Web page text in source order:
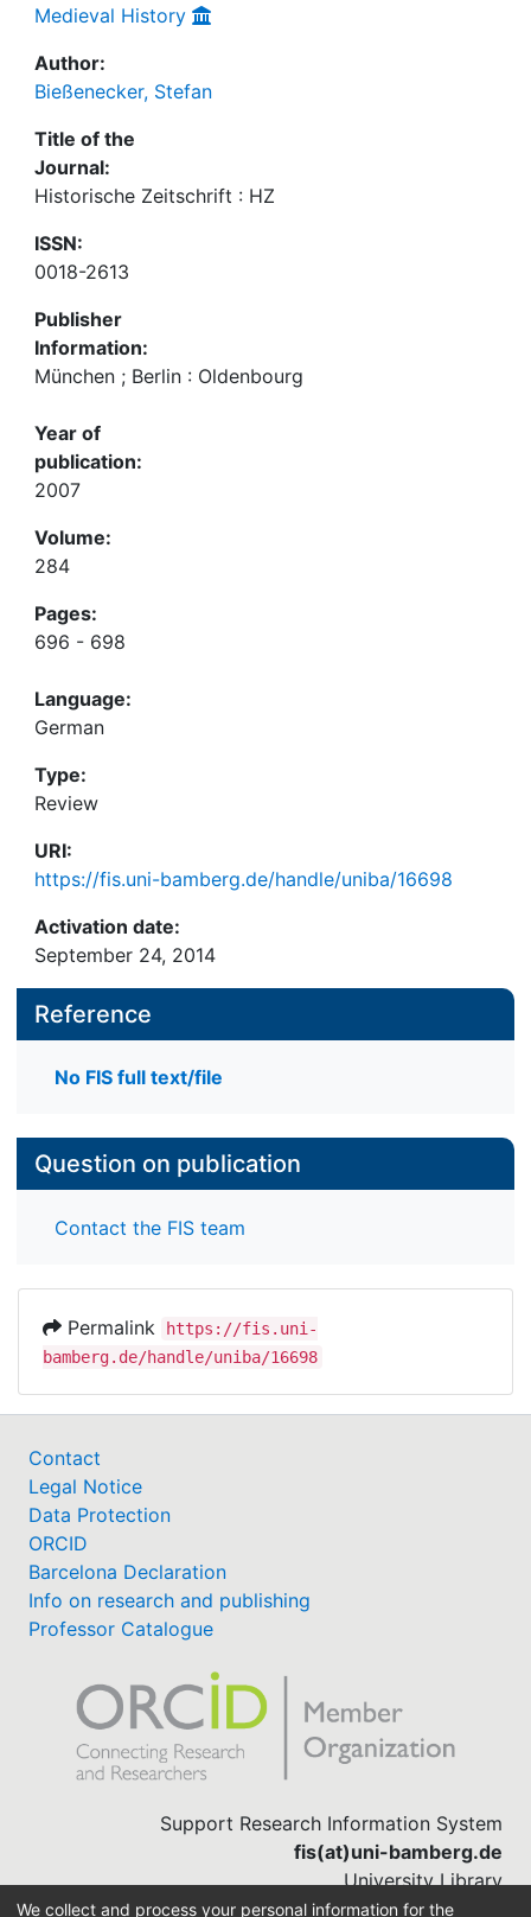
Medieval History
Author:
Bießenecker, Stefan
Title of the
Journal:
Historische Zeitschrift : HZ
ISSN:
0018-2613
Publisher
Information:
München ; Berlin : Oldenbourg
Year of
publication:
2007
Volume:
284
Pages:
696 - 698
Language:
German
Type:
Review
URI:
https://fis.uni-bamberg.de/handle/uniba/16698
Activation date:
September 24, 2014
Reference
No FIS full text/file
Question on publication
Contact the FIS team
Permalink
https://fis.uni-
bamberg.de/handle/uniba/16698
Contact
Legal Notice
Data Protection
ORCID
Barcelona Declaration
Info on research and publishing
Professor Catalogue
Support Research Information System
fis(at)uni-bamberg.de
University Library
(0951) 863-1568
We collect and process your personal information for the